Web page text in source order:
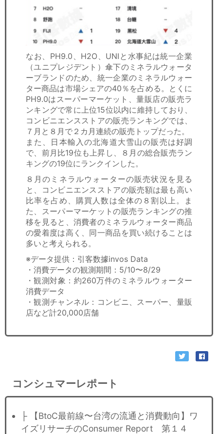
なお、PH9.0、H2O、UNIと水事紀は統一企業
（ユニプレジデント）傘下のミネラルウォータ
ーブランドのため、統一企業のミネラルウォー
ター商品は市場シェアの40％を占める。とくに
PH9.0はスーパーマーケット、量販店の販売ラ
ンキングで常に上位15位以内に維持しており、
コンビニエンスストアの販売ランキングでは、
７月と８月で２カ月連続の販売トップだった。
また、日本輸入の北海道大雪山の販売は好調
で、前月比19位も上昇し、８月の総合販売ラン
キングの19位にランクインした。
８月のミネラルウォーターの販売状況を見る
と、コンビニエンスストアの販売額は最も高い
比率を占め、購買人数は全体の８割以上。ま
た、スーパーマーケットの販売ランキングの推
移を見ると、消費者のミネラルウォーター商品
の愛着度は高く、同一商品を買い続けることは
多いと考えられる。
※データ提供：引客数據invos Data
・消費データの観測期間：5/10〜8/29
・観測対象：約260万件のミネラルウォーター
消費データ
・観測チャンネル：コンビニ、スーパー、量販
店など計20,000店舗
コンシュマーレポート
├ 【BtoC最前線〜台湾の流通と消費動向】ワ
イズリサーチのConsumer Report 第１４